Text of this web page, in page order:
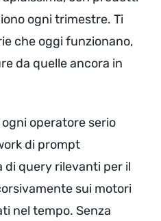
ogni trimestre. Ti
che oggi funzionano,
da quelle ancora in
operatore serio
di prompt
query rilevanti per il
sui motori
nel tempo. Senza